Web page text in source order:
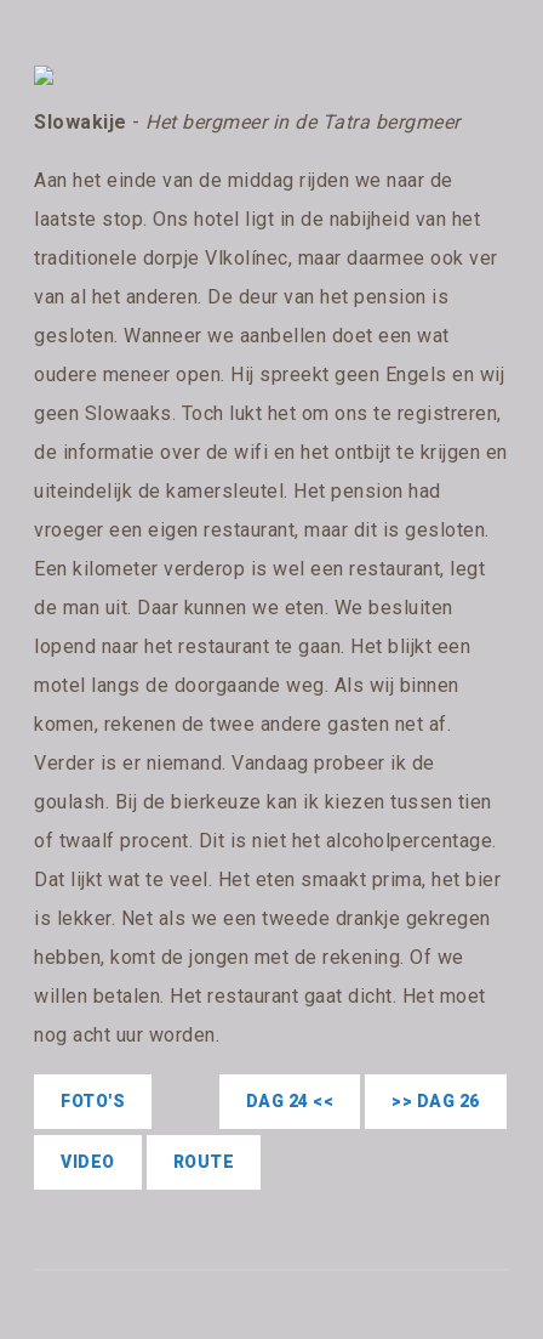
Slowakije - Het bergmeer in de Tatra bergmeer
Aan het einde van de middag rijden we naar de
laatste stop. Ons hotel ligt in de nabijheid van het
traditionele dorpje Vlkolínec, maar daarmee ook ver
van al het anderen. De deur van het pension is
gesloten. Wanneer we aanbellen doet een wat
oudere meneer open. Hij spreekt geen Engels en wij
geen Slowaaks. Toch lukt het om ons te registreren,
de informatie over de wifi en het ontbijt te krijgen en
uiteindelijk de kamersleutel. Het pension had
vroeger een eigen restaurant, maar dit is gesloten.
Een kilometer verderop is wel een restaurant, legt
de man uit. Daar kunnen we eten. We besluiten
lopend naar het restaurant te gaan. Het blijkt een
motel langs de doorgaande weg. Als wij binnen
komen, rekenen de twee andere gasten net af.
Verder is er niemand. Vandaag probeer ik de
goulash. Bij de bierkeuze kan ik kiezen tussen tien
of twaalf procent. Dit is niet het alcoholpercentage.
Dat lijkt wat te veel. Het eten smaakt prima, het bier
is lekker. Net als we een tweede drankje gekregen
hebben, komt de jongen met de rekening. Of we
willen betalen. Het restaurant gaat dicht. Het moet
nog acht uur worden.
>> DAG 26
DAG 24 <<
FOTO'S
VIDEO ROUTE